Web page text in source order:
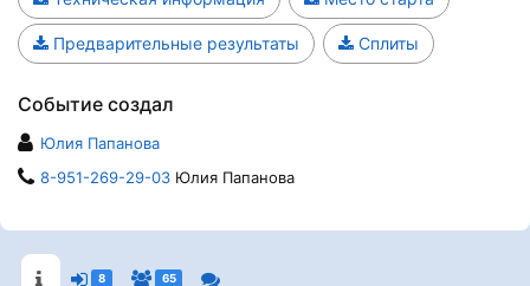
Предварительные результаты Сплиты
Событие создал
Юлия Папанова
8-951-269-29-03 Юлия Папанова
8 65